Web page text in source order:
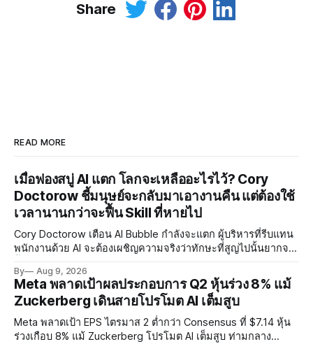
Share
READ MORE
เมื่อฟองสบู่ AI แตก โลกจะเหลืออะไรไว้? Cory
Doctorow ชี้มนุษย์จะกลับมาเอางานคืน แต่ต้องใช้
เวลานานกว่าจะฟื้น Skill ที่หายไป
Cory Doctorow เตือน AI Bubble กำลังจะแตก ผู้บริหารที่รีบแทน
พนักงานด้วย AI จะต้องเผชิญความจริงว่าทักษะที่สูญไปนั้นยากจะ
Source แทน
By Aug 9, 2026
Meta พลาดเป้าผลประกอบการ Q2 หุ้นร่วง 8% แม้
Zuckerberg เดินสายโปรโมต AI เต็มสูบ
Meta พลาดเป้า EPS ไตรมาส 2 ต่ำกว่า Consensus ที่ $7.14 หุ้น
ร่วงเกือบ 8% แม้ Zuckerberg โปรโมต AI เต็มสูบ ท่ามกลาง